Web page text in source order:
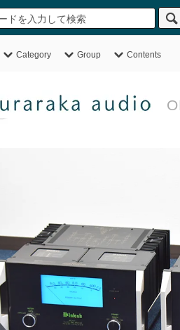
Category Group Contents